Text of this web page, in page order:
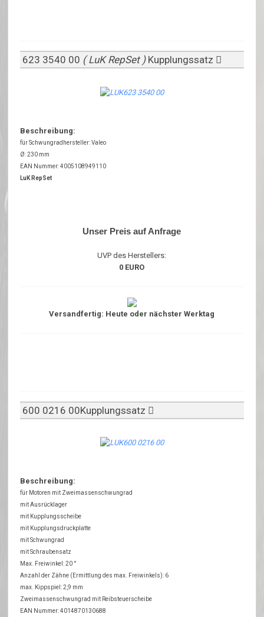
623 3540 00 ( LuK RepSet ) Kupplungssatz
Beschreibung:
für Schwungradhersteller: Valeo
Ø: 230 mm
EAN Nummer: 4005108949110
LuK RepSet
Unser Preis auf Anfrage
UVP des Herstellers:
0 EURO
Versandfertig: Heute oder nächster Werktag
600 0216 00Kupplungssatz
Beschreibung:
für Motoren mit Zweimassenschwungrad
mit Ausrücklager
mit Kupplungsscheibe
mit Kupplungsdruckplatte
mit Schwungrad
mit Schraubensatz
Max. Freiwinkel: 20 °
Anzahl der Zähne (Ermittlung des max. Freiwinkels): 6
max. Kippspiel: 2,9 mm
Zweimassenschwungrad mit Reibsteuerscheibe
EAN Nummer: 4014870130688